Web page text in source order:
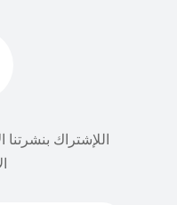
اللإشتراك